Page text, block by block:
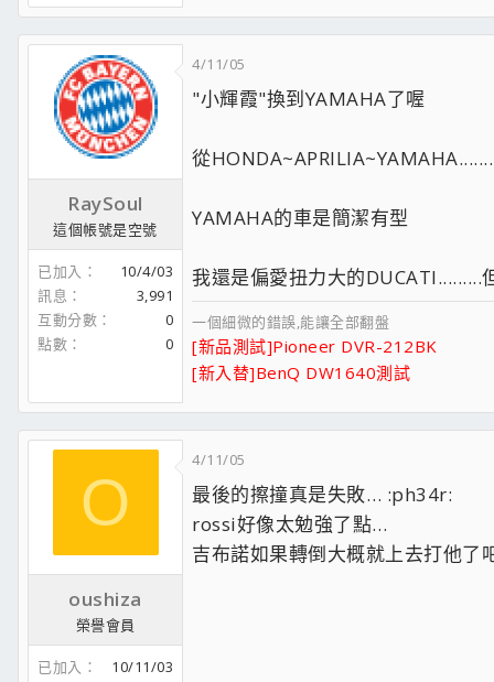
RaySoul
這個帳號是空號
已加入
10/4/03
訊息
3,991
互動分數
0
點數
0
4/11/05
"小輝霞"換到YAMAHA了喔
從
YAMAHA的車是簡潔有型
我還是偏愛扭力大的DUCATI.........
一個細微的錯誤,能讓全部翻盤
[新品測試]Pioneer DVR-212BK
[新入替]BenQ DW1640測試
O
oushiza
榮譽會員
已加入
10/11/03
4/11/05
最後的擦撞真是失敗… :ph34r:
rossi好像太勉強了點…
吉布諾如果轉倒大概就上去打他了